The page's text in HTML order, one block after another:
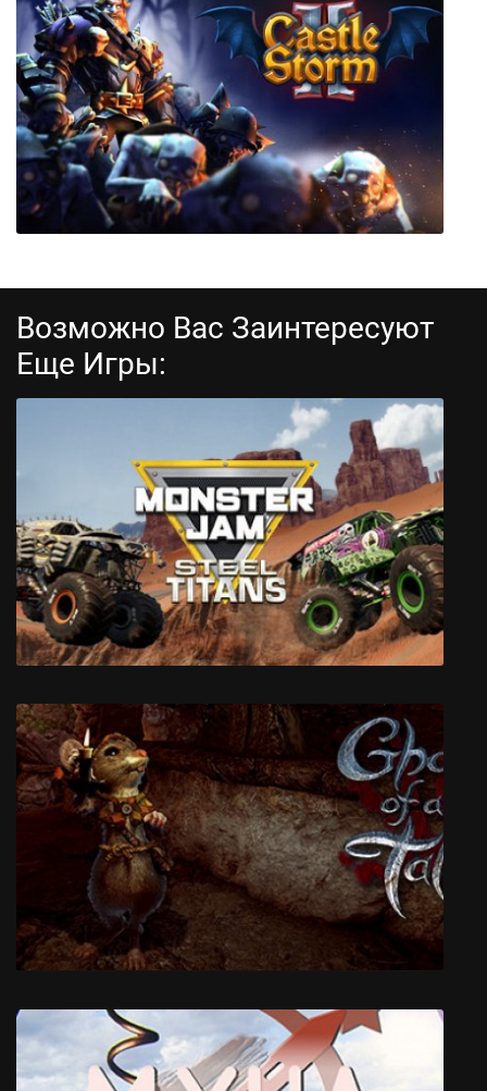
Victoria II
CastleStorm 2
Возможно Вас Заинтересуют
Еще Игры:
Monster Jam Steel Titans